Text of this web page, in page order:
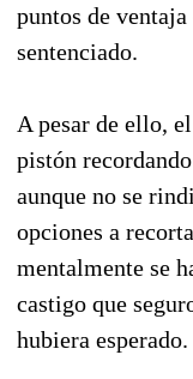
puntos de
sentenciado.
A pesar de ello,
pistón
aunque no se
opciones a
mentalmente se
castigo que
hubiera esperado.